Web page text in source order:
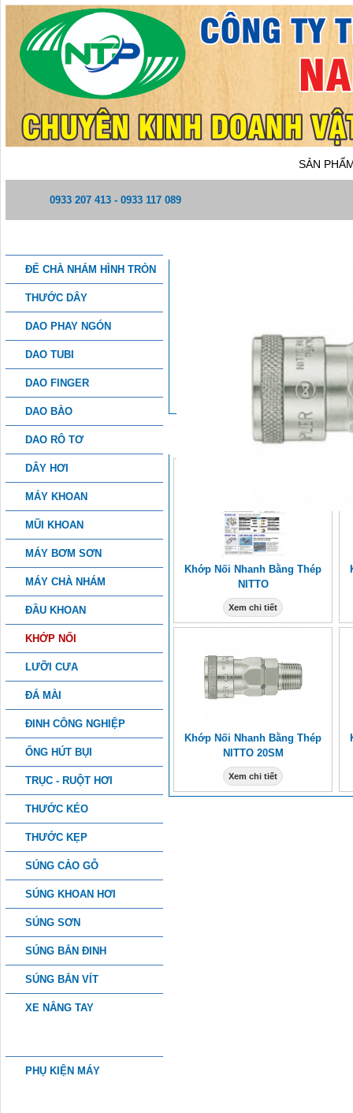
SẢN
0933 207 413 - 0933 117 089
ĐẾ CHÀ NHÁM HÌNH TRÒN
THƯỚC DÂY
DAO PHAY NGÓN
DAO TUBI
DAO FINGER
DAO BÀO
DAO RÔ TƠ
DÂY HƠI
MÁY KHOAN
MŨI KHOAN
MÁY BƠM SƠN
MÁY CHÀ NHÁM
ĐẦU KHOAN
KHỚP NỐI
LƯỠI CƯA
ĐÁ MÀI
ĐINH CÔNG NGHIỆP
ỐNG HÚT BỤI
TRỤC - RUỘT HƠI
THƯỚC KÉO
THƯỚC KẸP
SÚNG CẢO GỖ
SÚNG KHOAN HƠI
SÚNG SƠN
SÚNG BẮN ĐINH
SÚNG BẮN VÍT
XE NÂNG TAY
PHỤ KIỆN MÁY
THÔNG TIN CHI TIẾT
SẢN PHẨM KHÁC
Khớp Nối Nhanh Bằng Thép
NITTO
Xem chi tiết
Khớp Nối Nhanh Bằng Thép
NITTO 20SM
Xem chi tiết